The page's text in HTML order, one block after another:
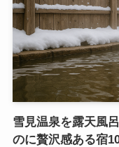
雪見温泉を露天風
のに贅沢感ある宿